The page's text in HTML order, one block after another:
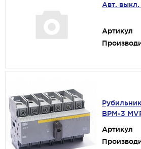
Авт.
Артикул
ВРМ-3
Артикул